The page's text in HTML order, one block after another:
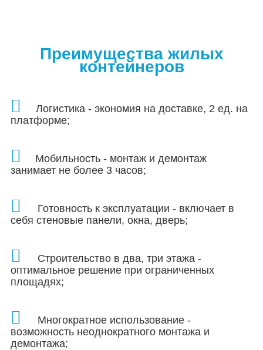
Преимущества жилых
контейнеров
Логистика - экономия на доставке, 2 ед. на
платформе;
Мобильность - монтаж и демонтаж
занимает не более 3 часов;
Готовность к эксплуатации - включает в
себя стеновые панели, окна, дверь;
Строительство в два, три этажа -
оптимальное решение при ограниченных
площадях;
Многократное использование -
возможность неоднократного монтажа и
демонтажа;